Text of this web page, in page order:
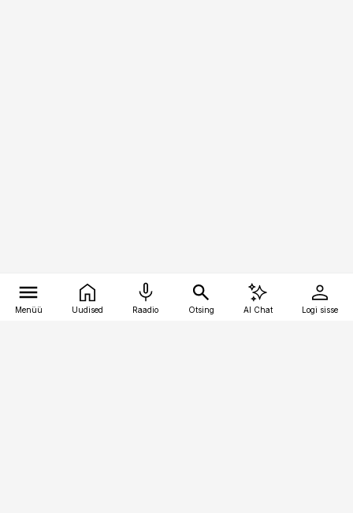
Menüü Uudised Raadio Otsing AI Chat Logi sisse